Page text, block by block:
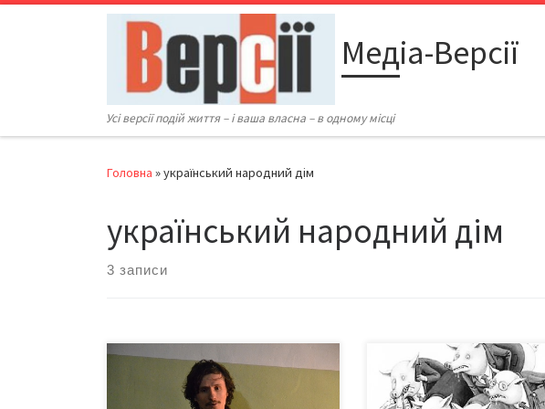
Перейти до вмісту
Медіа-Версії
Усі версії подій життя – і ваша власна – в одному місці
Головна »український народний дім
український народний дім
3 записи
1 березня у просторі «Відкрита
майстерня» в Українському
Народному Домі відбулася зустріч з
Про перспективи майбутньої
чернівецької влади На
«фільтрів» Правого сектору